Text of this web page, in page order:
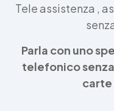
Tele assistenza ,
Parla con uno
telefonico